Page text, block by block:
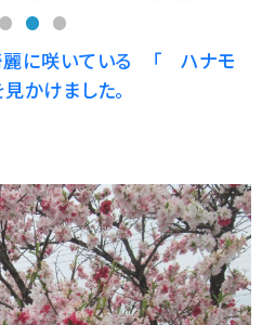
に咲いている 「 ハナモ
かけました。